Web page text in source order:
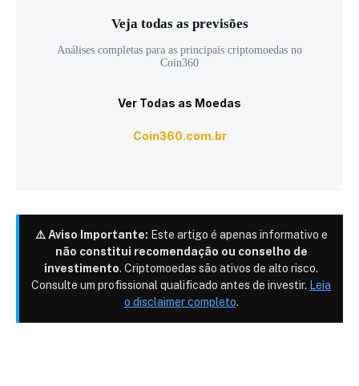
Veja todas as previsões
Análises completas para as principais criptomoedas no
Coin360
Ver Todas as Moedas
Coin360.com.br
⚠️ Aviso Importante: Este artigo é apenas informativo e
não constitui recomendação ou conselho de
investimento. Criptomoedas são ativos de alto risco.
Consulte um profissional qualificado antes de investir. Leia
o disclaimer completo.